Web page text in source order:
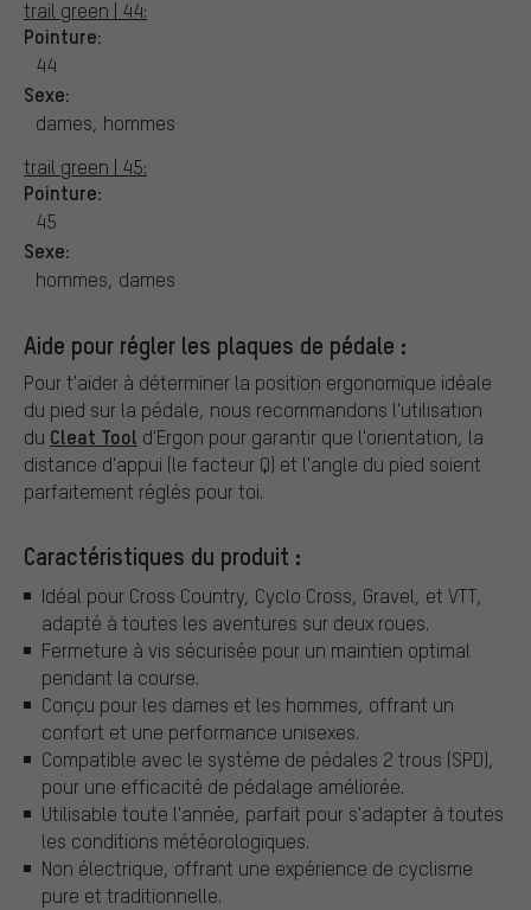
trail green | 44:
Pointure:
44
Sexe:
dames, hommes
trail green | 45:
Pointure:
45
Sexe:
hommes, dames
Aide pour régler les plaques de pédale :
Pour t'aider à déterminer la position ergonomique idéale
du pied sur la pédale, nous recommandons l'utilisation
du Cleat Tool d'Ergon pour garantir que l'orientation, la
distance d'appui (le facteur Q) et l'angle du pied soient
parfaitement réglés pour toi.
Caractéristiques du produit :
Idéal pour Cross Country, Cyclo Cross, Gravel, et VTT,
adapté à toutes les aventures sur deux roues.
Fermeture à vis sécurisée pour un maintien optimal
pendant la course.
Conçu pour les dames et les hommes, offrant un
confort et une performance unisexes.
Compatible avec le système de pédales 2 trous (SPD),
pour une efficacité de pédalage améliorée.
Utilisable toute l'année, parfait pour s'adapter à toutes
les conditions météorologiques.
Non électrique, offrant une expérience de cyclisme
pure et traditionnelle.